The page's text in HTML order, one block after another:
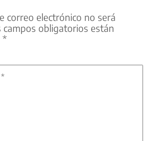
correo electrónico no será
campos obligatorios están
*
*